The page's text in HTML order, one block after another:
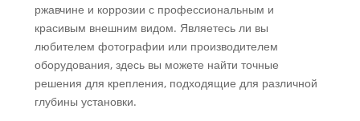
ржавчине и коррозии с профессиональным и
красивым внешним видом. Являетесь ли вы
любителем фотографии или производителем
оборудования, здесь вы можете найти точные
решения для крепления, подходящие для различной
глубины установки.